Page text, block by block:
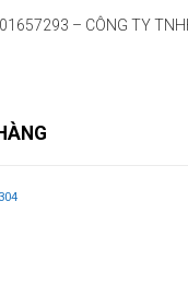
– CÔNG TY